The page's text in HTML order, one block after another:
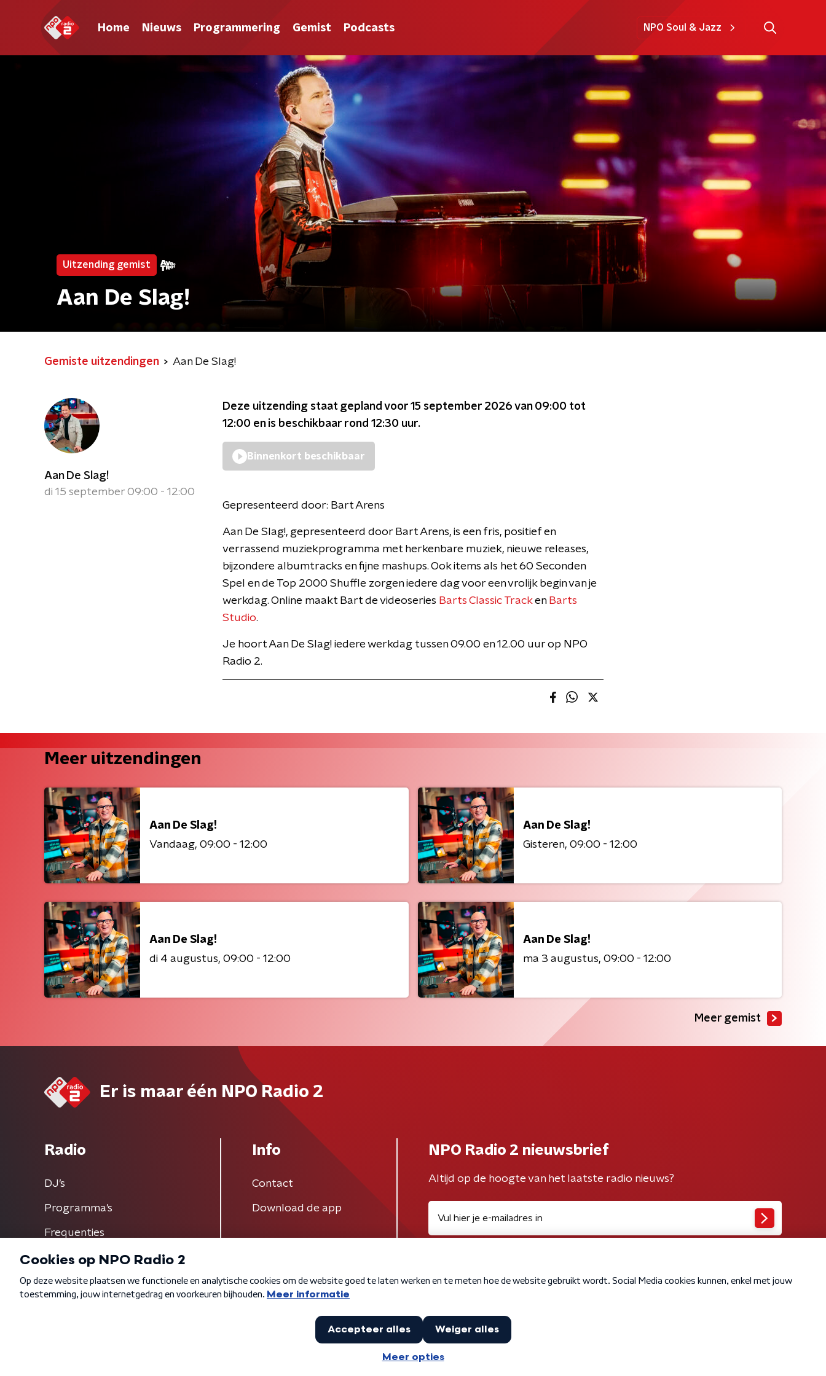
Home Nieuws Programmering Gemist Podcasts NPO Soul & Jazz
Uitzending gemist
Aan De Slag!
Gemiste uitzendingen Aan De Slag!
Aan De Slag!
di 15 september 09:00 - 12:00
Deze uitzending staat gepland voor 15 september 2026 van 09:00 tot
12:00 en is beschikbaar rond 12:30 uur.
Binnenkort beschikbaar
Gepresenteerd door: Bart Arens
Aan De Slag!, gepresenteerd door Bart Arens, is een fris, positief en
verrassend muziekprogramma met herkenbare muziek, nieuwe releases,
bijzondere albumtracks en fijne mashups. Ook items als het 60 Seconden
Spel en de Top 2000 Shuffle zorgen iedere dag voor een vrolijk begin van je
werkdag. Online maakt Bart de videoseries Barts Classic Tracken Barts
Studio.
Je hoort Aan De Slag! iedere werkdag tussen 09.00 en 12.00 uur op NPO
Radio 2.
Meer uitzendingen
Aan De Slag!
Vandaag 09:00 - 12:00
Aan De Slag!
Gisteren 09:00 - 12:00
Aan De Slag!
di 4 augustus 09:00 - 12:00
Aan De Slag!
ma 3 augustus 09:00 - 12:00
Meer gemist
Er is maar één NPO Radio 2
Radio
DJ’s
Programma's
Frequenties
Info
Contact
Download de app
NPO Radio 2 nieuwsbrief
Altijd op de hoogte van het laatste radio nieuws?
Algemene voorwaarden Privacybeleid